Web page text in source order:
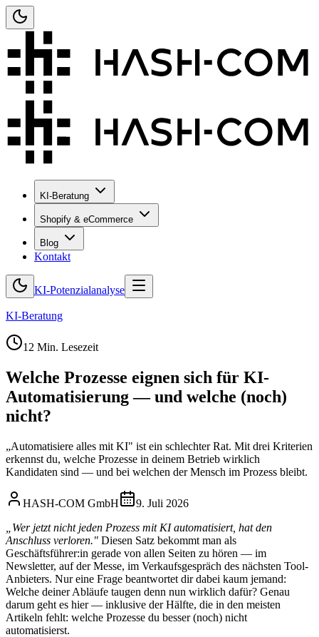
KI-Beratung
Shopify & eCommerce
Blog
Kontakt
KI-Potenzialanalyse
KI-Beratung
12 Min. Lesezeit
Welche Prozesse eignen sich für KI-
Automatisierung — und welche (noch)
nicht?
„Automatisiere alles mit KI" ist ein schlechter Rat. Mit drei Kriterien
erkennst du, welche Prozesse in deinem Betrieb wirklich
Kandidaten sind — und bei welchen der Mensch im Prozess bleibt.
HASH-COM GmbH
9. Juli 2026
„Wer jetzt nicht jeden Prozess mit KI automatisiert, hat den
Anschluss verloren." Diesen Satz bekommt man als
Geschäftsführer:in gerade von allen Seiten zu hören — im
Newsletter, auf der Messe, im Verkaufsgespräch des nächsten Tool-
Anbieters. Nur eine Frage beantwortet dir dabei kaum jemand:
Welche deiner Abläufe taugen denn nun wirklich dafür? Genau
darum geht es hier — inklusive der Hälfte, die in den meisten
Artikeln fehlt: welche Prozesse du besser (noch) nicht
automatisierst.